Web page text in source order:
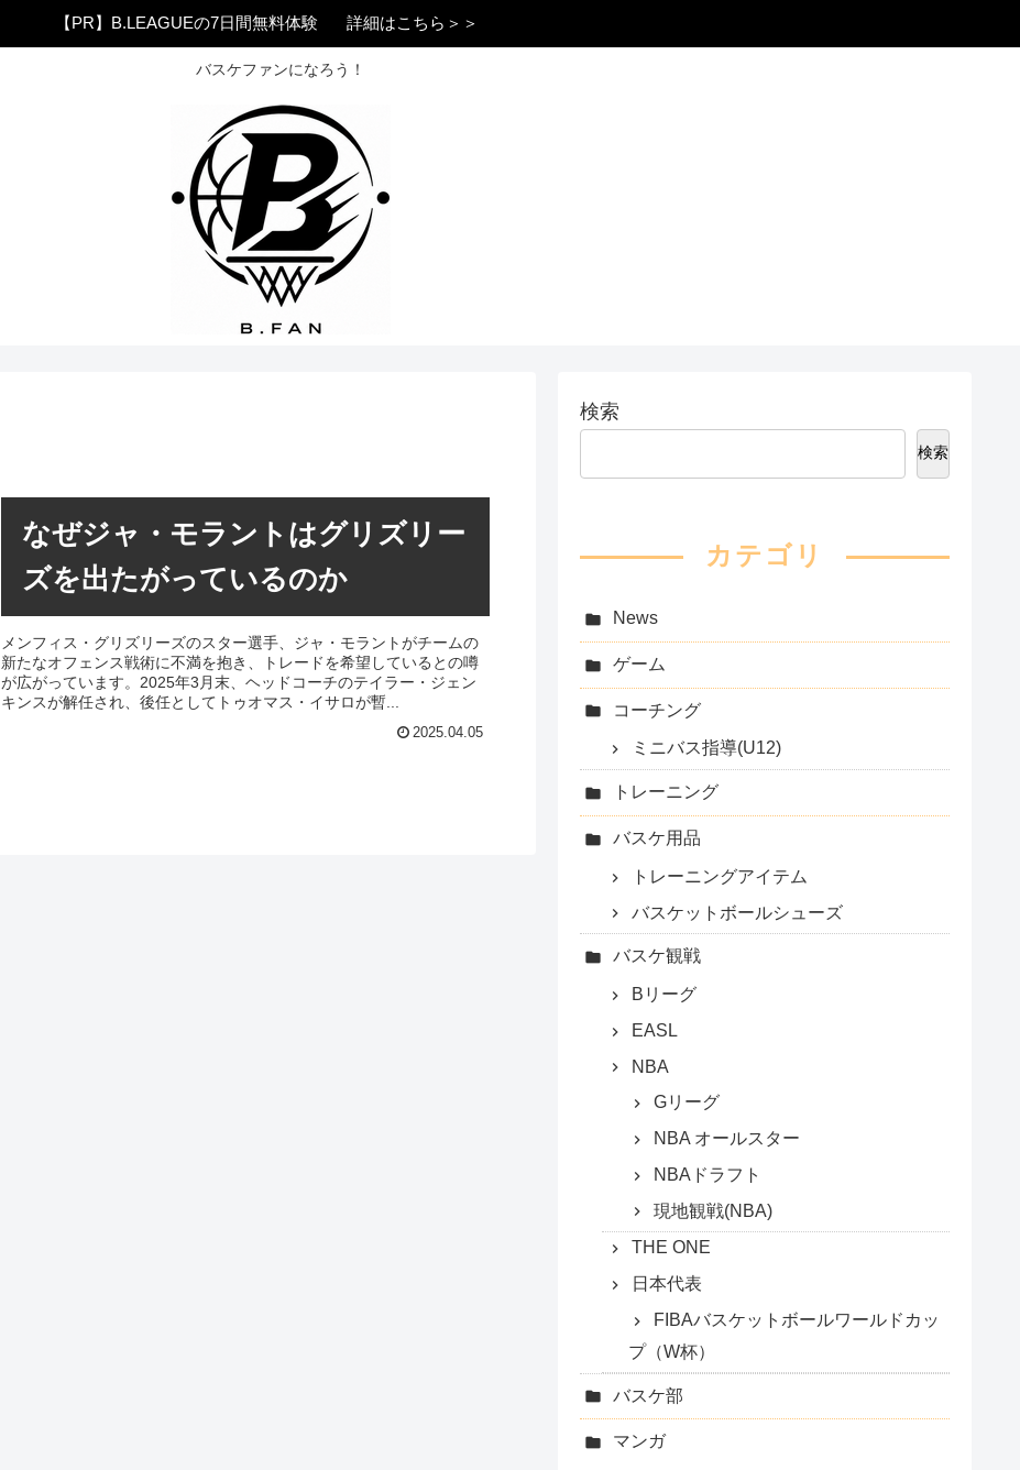
【PR】B.LEAGUEの7日間無料体験 詳細はこちら＞＞
バスケファンになろう！
なぜジャ・モラントはグリズリー
ズを出たがっているのか
メンフィス・グリズリーズのスター選手、ジャ・モラントがチームの
新たなオフェンス戦術に不満を抱き、トレードを希望しているとの噂
が広がっています。2025年3月末、ヘッドコーチのテイラー・ジェン
キンスが解任され、後任としてトゥオマス・イサロが暫...
2025.04.05
検索
検索
カテゴリ
News
ゲーム
コーチング
ミニバス指導(U12)
トレーニング
バスケ用品
トレーニングアイテム
バスケットボールシューズ
バスケ観戦
Bリーグ
EASL
NBA
Gリーグ
NBA オールスター
NBAドラフト
現地観戦(NBA)
THE ONE
日本代表
FIBAバスケットボールワールドカッ
プ（W杯）
バスケ部
マンガ